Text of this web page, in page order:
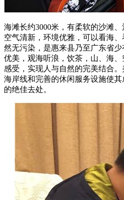
海滩长约3000米，有柔软的沙滩
空气清新，环境优雅，可以看海
然无污染，是惠来县乃至广东省
优美，观海听浪，饮茶，山、海
感受，实现人与自然的完美结合
海岸线和完善的休闲服务设施使
的绝佳去处。